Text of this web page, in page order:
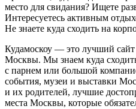
место для свидания? Ищете
Интересуетесь активным
Не знаете куда сходить на
Кудамоскоу — это лучший
Москвы. Мы знаем куда
с парнем или большой
события, музеи и выставки
и их родителей, лучшие
места Москвы, которые